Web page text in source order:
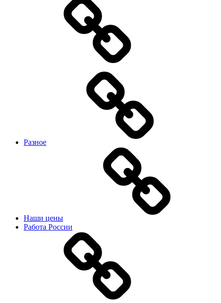
Разное
Наши цены
Работа России